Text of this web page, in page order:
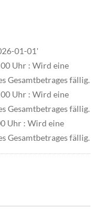
01-01'
Uhr : Wird eine
Gesamtbetrages fällig.
Uhr : Wird eine
Gesamtbetrages fällig.
Uhr : Wird eine
Gesamtbetrages fällig.